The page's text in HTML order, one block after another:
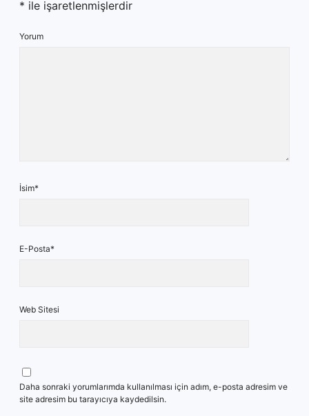
* ile işaretlenmişlerdir
Yorum
İsim*
E-Posta*
Web Sitesi
Daha sonraki yorumlarımda kullanılması için adım, e-posta adresim ve
site adresim bu tarayıcıya kaydedilsin.